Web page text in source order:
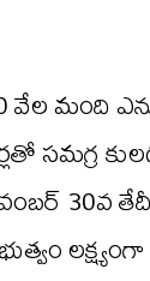
మంది
సమగ్ర
30వ